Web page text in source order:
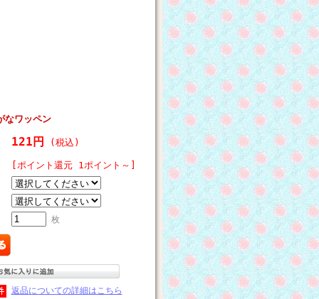
なワッペン
121円 (税込)
[ポイント還元 1ポイント～]
枚
返品についての詳細はこちら